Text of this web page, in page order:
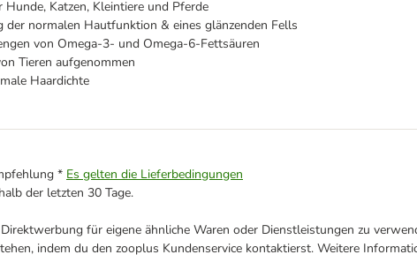
Katzen, Kleintiere und Pferde
der normalen Hautfunktion & eines glänzenden Fells
von Omega-3- und Omega-6-Fettsäuren
Tieren aufgenommen
Haardichte
* Es gelten die Lieferbedingungen
der letzten 30 Tage.
für eigene ähnliche Waren oder Dienstleistungen zu
indem du den zooplus Kundenservice kontaktierst. Weitere